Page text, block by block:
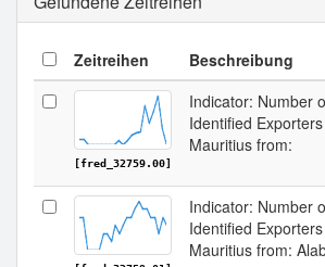
Zeitreihen Beschreibung
[fred_32759.00]
Indicator: Number
Identified
Mauritius from:
Indicator: Number
Identified
Mauritius from: